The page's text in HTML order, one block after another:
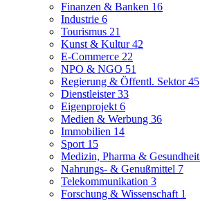
Finanzen & Banken 16
Industrie 6
Tourismus 21
Kunst & Kultur42
E-Commerce 22
NPO & NGO 51
Regierung & Öffentl. Sektor45
Dienstleister33
Eigenprojekt 6
Medien & Werbung 36
Immobilien 14
Sport 15
Medizin, Pharma & Gesundheit
Nahrungs- & Genußmittel 7
Telekommunikation 3
Forschung & Wissenschaft 1